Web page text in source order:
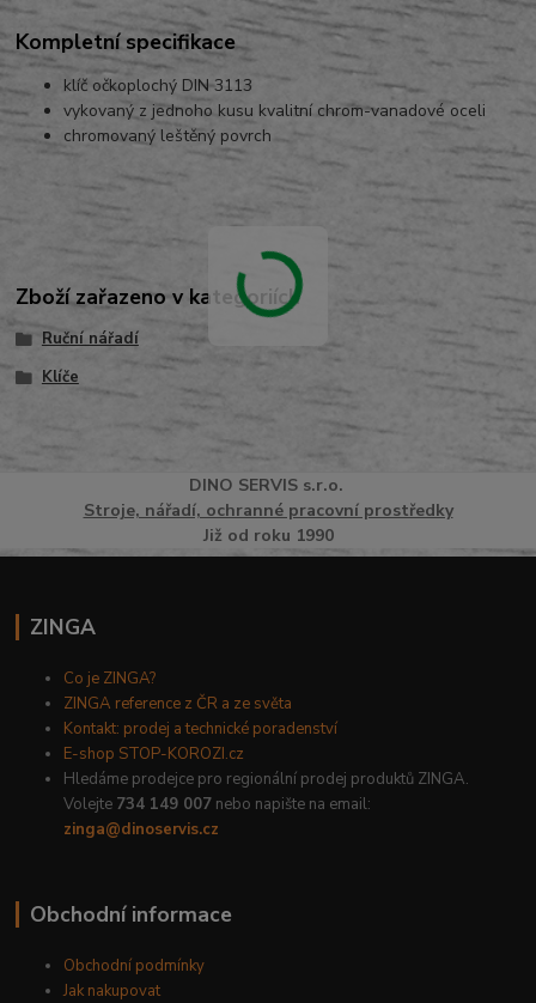
Kompletní specifikace
klíč očkoplochý DIN 3113
vykovaný z jednoho kusu kvalitní chrom-vanadové oceli
chromovaný leštěný povrch
Zboží zařazeno v kategoriích
Ruční nářadí
Klíče
DINO SERVISs.r.o.
Stroje, nářadí, ochranné pracovní prostředky
Již od roku 1990
ZINGA
Co je ZINGA?
ZINGA reference z ČR a ze světa
Kontakt: prodej a technické poradenství
E-shop STOP-KOROZI.cz
Hledáme prodejce pro regionální prodej produktů ZINGA.
Volejte 734 149 007 nebo napište na email:
zinga@dinoservis.cz
Obchodní informace
Obchodní podmínky
Jak nakupovat